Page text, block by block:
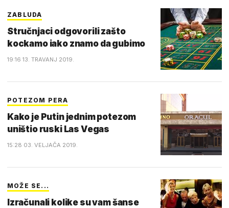
ZABLUDA
Stručnjaci odgovorili zašto
kockamo iako znamo da gubimo
19:16 13. TRAVANJ 2019.
POTEZOM PERA
Kako je Putin jednim potezom
uništio ruski Las Vegas
15:28 03. VELJAČA 2019.
MOŽE SE...
Izračunali kolike su vam šanse